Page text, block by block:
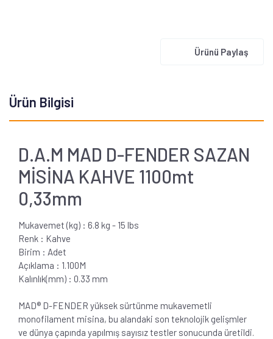
Ürünü Paylaş
Ürün Bilgisi
D.A.M MAD D-FENDER SAZAN
MİSİNA KAHVE 1100mt
0,33mm
Mukavemet (kg) : 6.8 kg - 15 lbs
Renk : Kahve
Birim : Adet
Açıklama : 1.100M
Kalınlık(mm) : 0.33 mm
MAD® D-FENDER yüksek sürtünme mukavemetli
monofilament misina, bu alandaki son teknolojik gelişmler
ve dünya çapında yapılmış sayısız testler sonucunda üretildi.